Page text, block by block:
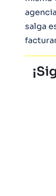
salga